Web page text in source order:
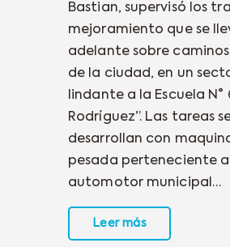
Bastian, supervisó los
mejoramiento que se
adelante sobre
de la ciudad, en un
lindante a la Escuela N°
Rodríguez”. Las tareas
desarrollan con
pesada perteneciente
automotor municipal…
Leer más